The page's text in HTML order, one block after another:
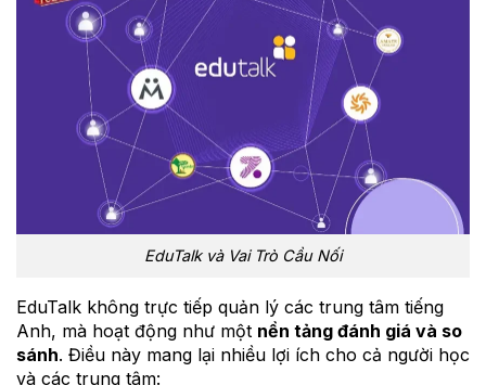
EduTalk và Vai Trò Cầu Nối
EduTalk không trực tiếp quản lý các trung tâm tiếng
Anh, mà hoạt động như một nền tảng đánh giá và so
sánh. Điều này mang lại nhiều lợi ích cho cả người học
và các trung tâm: